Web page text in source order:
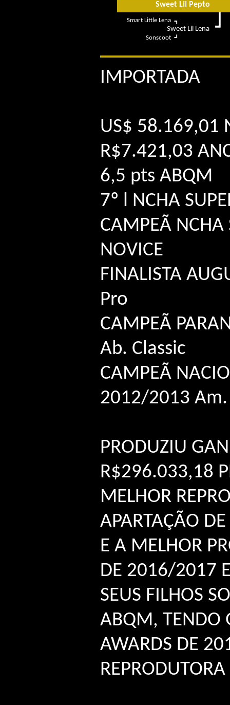
Sweet Lil Pepto
Smart Little Lena
Sweet Lil Lena
Sonscoot
IMPORTADA
US$ 58.169,01
R$7.421,03
6,5 pts ABQM
7º l NCHA
CAMPEÃ NCHA
NOVICE
FINALISTA
Pro
CAMPEÃ
Ab. Classic
CAMPEÃ
2012/2013
PRODUZIU
R$296.033,18
MELHOR
APARTAÇÃO
E A MELHOR
DE 2016/2017
SEUS FILHOS
ABQM, TENDO
AWARDS DE